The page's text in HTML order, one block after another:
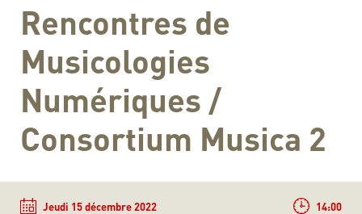
Rencontres de
Musicologies
Numériques /
Consortium Musica 2
Jeudi 15 décembre 2022 14:00